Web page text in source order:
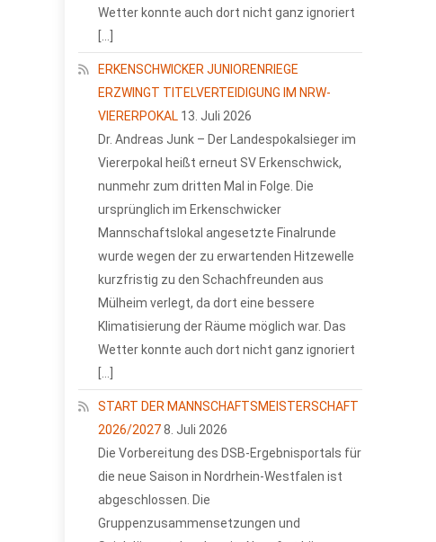
Wetter konnte auch dort nicht ganz ignoriert
[…]
ERKENSCHWICKER JUNIORENRIEGE
ERZWINGT TITELVERTEIDIGUNG IM NRW-
VIERERPOKAL 13. Juli 2026
Dr. Andreas Junk – Der Landespokalsieger im
Viererpokal heißt erneut SV Erkenschwick,
nunmehr zum dritten Mal in Folge. Die
ursprünglich im Erkenschwicker
Mannschaftslokal angesetzte Finalrunde
wurde wegen der zu erwartenden Hitzewelle
kurzfristig zu den Schachfreunden aus
Mülheim verlegt, da dort eine bessere
Klimatisierung der Räume möglich war. Das
Wetter konnte auch dort nicht ganz ignoriert
[…]
START DER MANNSCHAFTSMEISTERSCHAFT
2026/20278. Juli 2026
Die Vorbereitung des DSB-Ergebnisportals für
die neue Saison in Nordrhein-Westfalen ist
abgeschlossen. Die
Gruppenzusammensetzungen und